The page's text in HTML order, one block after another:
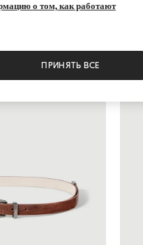
о том, как работают
ПРИНЯТЬ ВСЕ